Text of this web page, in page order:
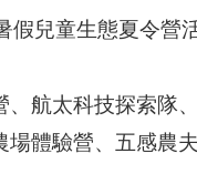
假兒童生態夏令營
航太科技探索隊、
體驗營、五感農